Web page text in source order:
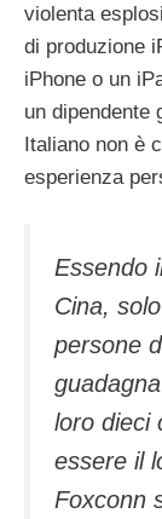
violenta
di produzione
iPhone o un
un dipendente
Italiano non è
esperienza
Essendo
Cina,
persone
loro dieci
essere il
Foxconn